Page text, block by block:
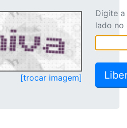
[trocar imagem]
Digite
lado no